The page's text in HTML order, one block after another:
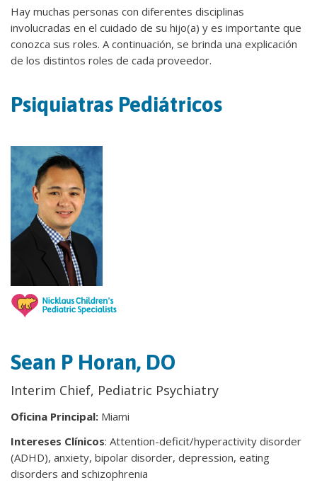
Hay muchas personas con diferentes disciplinas
involucradas en el cuidado de su hijo(a) y es importante que
conozca sus roles. A continuación, se brinda una explicación
de los distintos roles de cada proveedor.
Psiquiatras Pediátricos
Sean P Horan, DO
Interim Chief, Pediatric Psychiatry
Oficina Principal: Miami
Intereses Clínicos: Attention-deficit/hyperactivity disorder
(ADHD), anxiety, bipolar disorder, depression, eating
disorders and schizophrenia